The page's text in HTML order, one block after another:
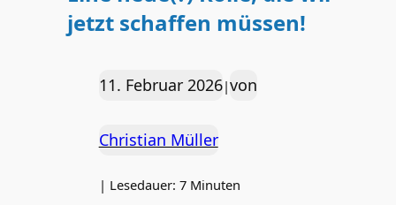
jetzt schaffen müssen!
11. Februar 2026|von
Christian Müller
| Lesedauer: 7 Minuten